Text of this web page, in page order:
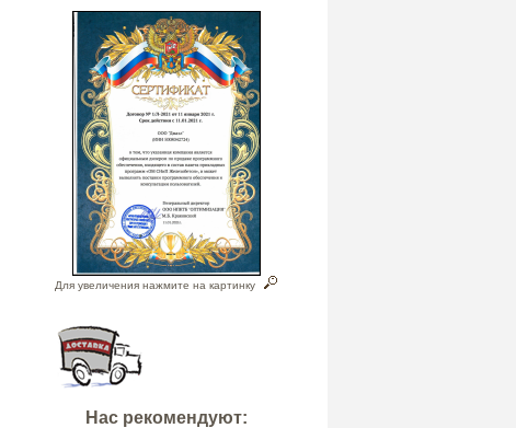
Для увеличения нажмите на картинку
Нас рекомендуют: